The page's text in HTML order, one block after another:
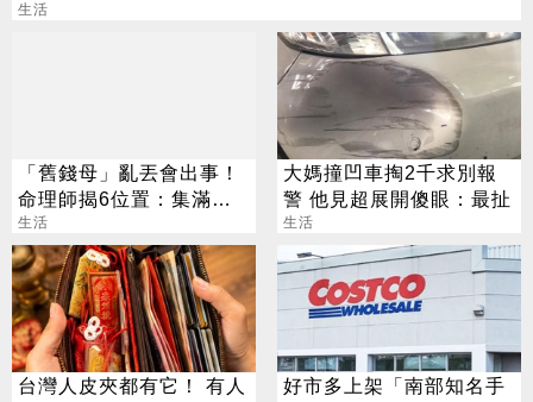
生活
「舊錢母」亂丟會出事！
命理師揭6位置：集滿生
肖力量大
生活
大媽撞凹車掏2千求別報
警 他見超展開傻眼：最扯
生活
台灣人皮夾都有它！ 有人
好市多上架「南部知名手